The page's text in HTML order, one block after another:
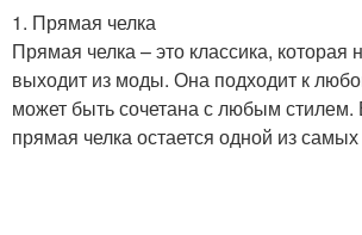
1. Прямая челка
Прямая челка – это классика, которая
выходит из моды. Она подходит к
может быть сочетана с любым стилем.
прямая челка остается одной из